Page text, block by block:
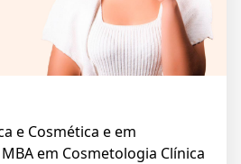
e Cosmética e em
em Cosmetologia Clínica